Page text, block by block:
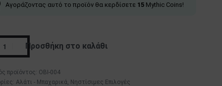
Αγοράζοντας αυτό το προϊόν θα κερδίσετε 15Mythic Coins!
Προσθήκη στο καλάθι
OBI-004
Αλάτι - Μπαχαρικά Νηστίσιμες Επιλογές